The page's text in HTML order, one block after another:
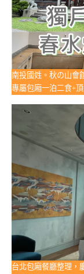
南投國姓。秋の山會
專屬包廂一泊二食+
台北包廂餐廳整理，